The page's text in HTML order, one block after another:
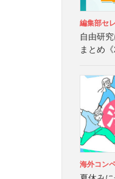
編集部セ
自由研
まとめ《
海外コン